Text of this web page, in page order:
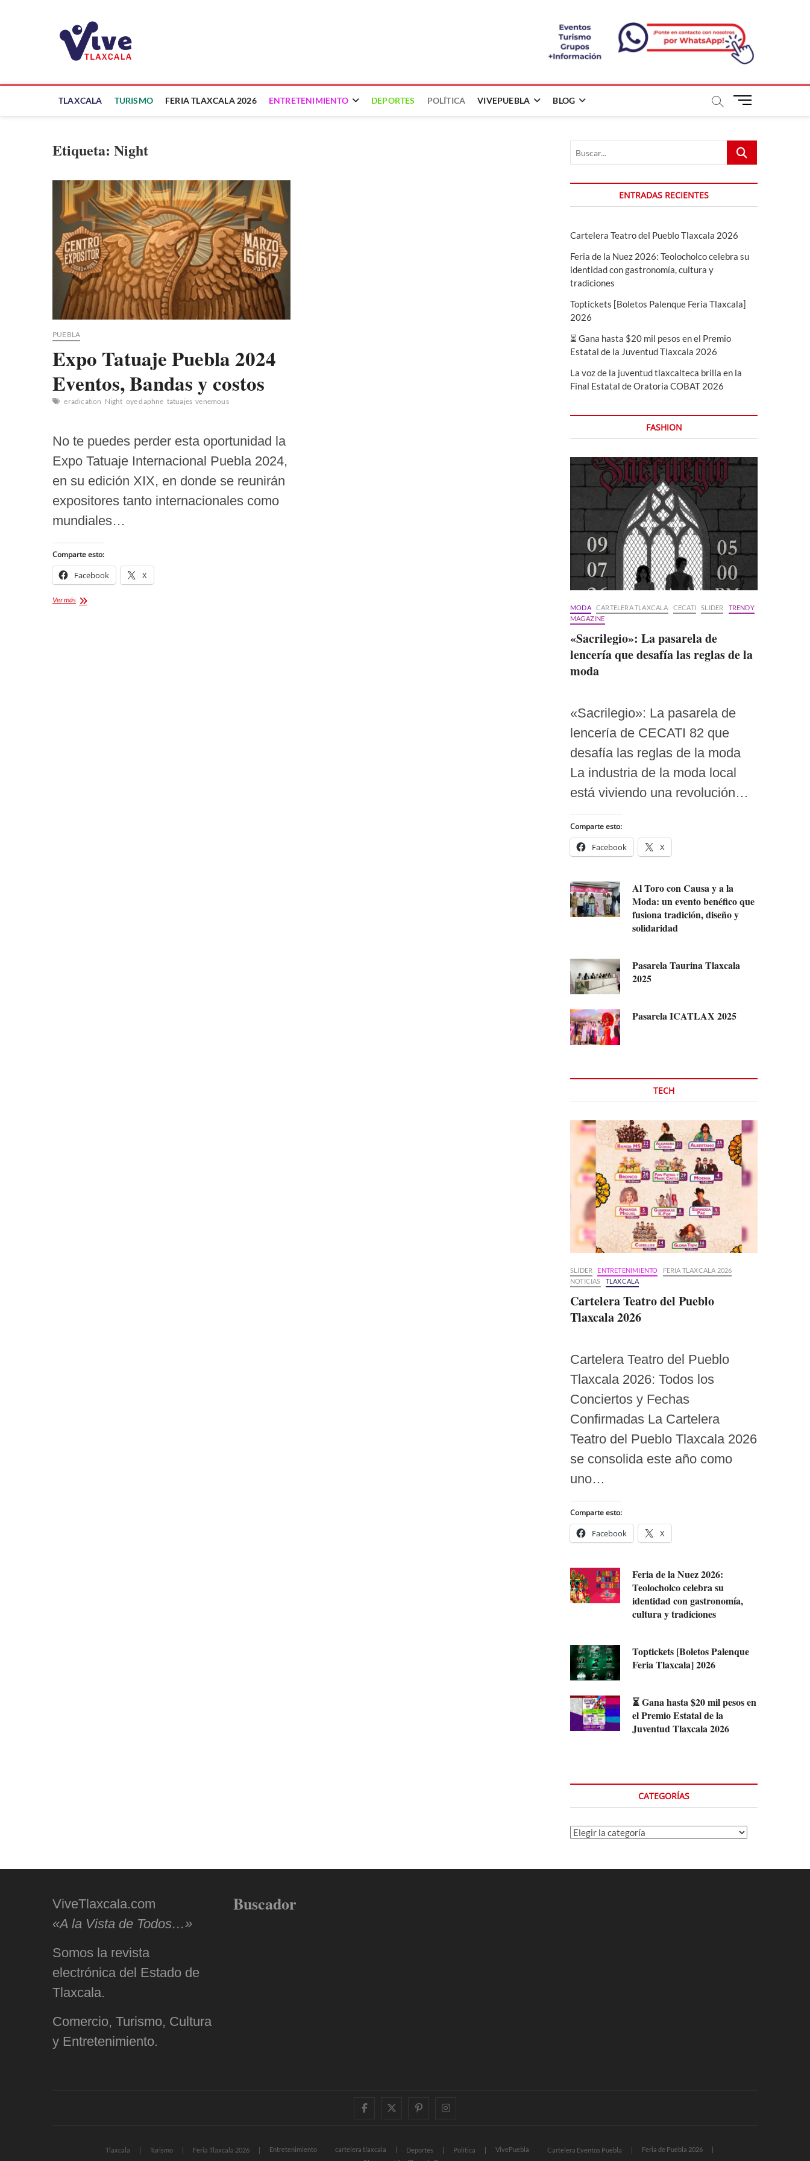
TLAXCALA TURISMO FERIA TLAXCALA 2026 ENTRETENIMIENTO DEPORTES POLÍTICA VIVEPUEBLA BLOG
B
ó
n
d
e
Etiqueta: Night
PUEBLA
Expo Tatuaje Puebla 2024
Eventos, Bandas y costos
eradication Night oye daphne tatuajes venemous
No te puedes perder esta oportunidad la
Expo Tatuaje Internacional Puebla 2024,
en su edición XIX, en donde se reunirán
expositores tanto internacionales como
mundiales…
Comparte esto:
Facebook X
Ver másExpo
Buscar...
ENTRADAS RECIENTES
Cartelera Teatro del Pueblo Tlaxcala 2026
Feria de la Nuez 2026: Teolocholco celebra su
identidad con gastronomía, cultura y
tradiciones
Toptickets [Boletos Palenque Feria Tlaxcala]
2026
⏳ Gana hasta $20 mil pesos en el Premio
Estatal de la Juventud Tlaxcala 2026
La voz de la juventud tlaxcalteca brilla en la
Final Estatal de Oratoria COBAT 2026
FASHION
MODA CARTELERA TLAXCALA CECATI SLIDER
TRENDY
MAGAZINE
«Sacrilegio»: La pasarela de
lencería que desafía las reglas de la
moda
«Sacrilegio»: La pasarela de
lencería de CECATI 82 que
desafía las reglas de la moda
La industria de la moda local
está viviendo una revolución…
Comparte esto:
Facebook X
Al Toro con Causa y a la
Moda: un evento benéfico que
fusiona tradición, diseño y
solidaridad
Pasarela Taurina Tlaxcala
2025
Pasarela ICATLAX 2025
TECH
SLIDER ENTRETENIMIENTO
FERIA TLAXCALA 2026
NOTICIAS
TLAXCALA
Cartelera Teatro del Pueblo
Tlaxcala 2026
Cartelera Teatro del Pueblo
Tlaxcala 2026: Todos los
Conciertos y Fechas
Confirmadas La Cartelera
Teatro del Pueblo Tlaxcala 2026
se consolida este año como
uno…
Comparte esto:
Facebook X
Feria de la Nuez 2026:
Teolocholco celebra su
identidad con gastronomía,
cultura y tradiciones
Toptickets [Boletos Palenque
Feria Tlaxcala] 2026
⏳ Gana hasta $20 mil pesos en
el Premio Estatal de la
Juventud Tlaxcala 2026
CATEGORÍAS
Categorías
ViveTlaxcala.com
«A la Vista de Todos…»
Somos la revista
electrónica del Estado de
Tlaxcala.
Comercio, Turismo, Cultura
y Entretenimiento.
Buscador
facebooktwitter
pinterestinstagram
Tlaxcala Turismo Feria Tlaxcala 2026 Entretenimiento cartelera tlaxcala Deportes Política VivePuebla Cartelera Eventos Puebla
Feria de Puebla 2026